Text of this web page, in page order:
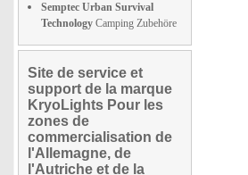
Semptec Urban Survival
Technology Camping Zubehöre
Site de service et
support de la marque
KryoLights Pour les
zones de
commercialisation de
l'Allemagne, de
l'Autriche et de la